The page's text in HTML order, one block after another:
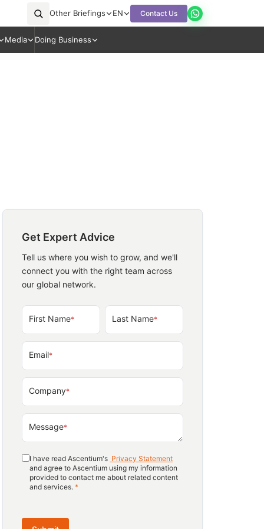
Other Briefings EN Contact Us
Media Doing Business
Get Expert Advice
Tell us where you wish to grow, and we'll
connect you with the right team across
our global network.
First Name* Last Name*
Email*
Company*
Message*
I have read Ascentium's Privacy Statement
and agree to Ascentium using my information
provided to contact me about related content
and services. *